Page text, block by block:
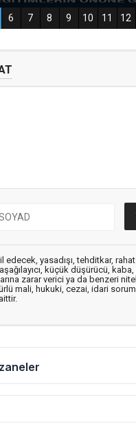
edecek, yasadışı, tehditkar,
küçük düşürücü,
zarar verici ya da benzeri
mali, hukuki, cezai, idari